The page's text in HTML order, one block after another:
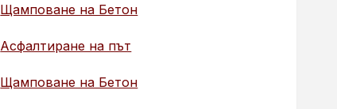
Щамповане на Бетон
Асфалтиране на път
Щамповане на Бетон